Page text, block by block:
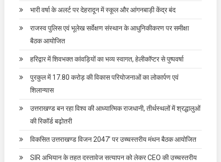
भारी वर्षा के अलर्ट पर देहरादून में स्कूल और आंगनबाड़ी केंद्र बंद
राजस्व पुलिस एवं भूलेख सर्वेक्षण संस्थान के आधुनिकीकरण पर समीक्षा
बैठक आयोजित
हरिद्वार में शिवभक्त कांवड़ियों का भव्य स्वागत, हेलीकॉप्टर से पुष्पवर्षा
पुरकुल में 17.80 करोड़ की विकास परियोजनाओं का लोकार्पण एवं
शिलान्यास
उत्तराखण्ड बन रहा विश्व की आध्यात्मिक राजधानी, तीर्थस्थलों में श्रद्धालुओं
की रिकॉर्ड बढ़ोतरी
विकसित उत्तराखण्ड विजन 2047’ पर उच्चस्तरीय मंथन बैठक आयोजित
SIR अभियान के तहत दस्तावेज सत्यापन को लेकर CEO की उच्चस्तरीय